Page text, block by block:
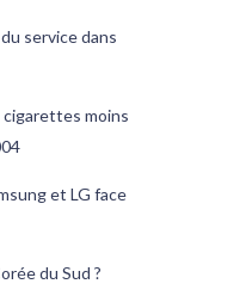
service dans
cigarettes moins
et LG face
du Sud ?